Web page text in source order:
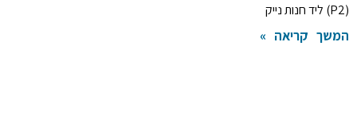
(P2) ליד חנות נייק
המשך קריאה »